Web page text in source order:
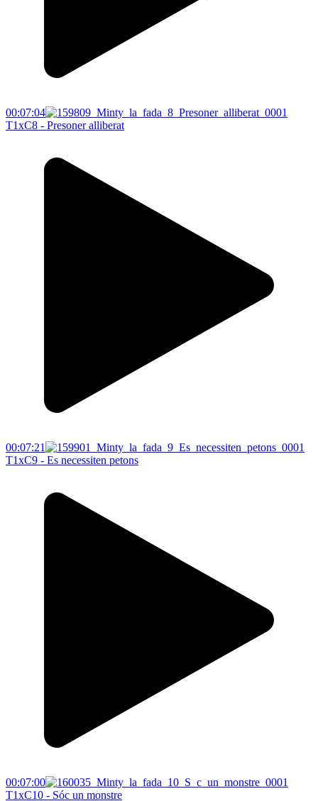
00:07:04
T1xC8 - Presoner alliberat
00:07:21
T1xC9 - Es necessiten petons
00:07:00
T1xC10 - Sóc un monstre